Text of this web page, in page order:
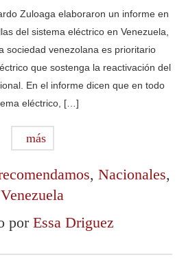
Zuloaga elaboraron un informe en
del sistema eléctrico en Venezuela,
sociedad venezolana es prioritario
que sostenga la reactivación del
En el informe dicen que en todo
eléctrico, […]
más
, Nacionales,
Venezuela
por Essa Driguez